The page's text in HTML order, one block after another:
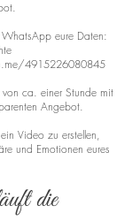
eure Daten:
4915226080845
ca. einer Stunde mit
Angebot.
Video zu erstellen,
und Emotionen eures
die